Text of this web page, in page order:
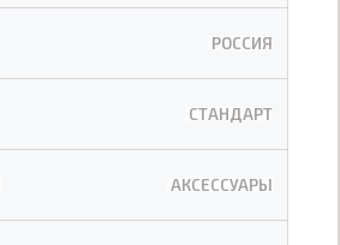
РОССИЯ
СТАНДАРТ
АКСЕССУАРЫ